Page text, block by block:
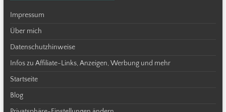
Impressum
Über mich
Datenschutzhinweise
Infos zu Affiliate-Links, Anzeigen, Werbung und mehr
Startseite
Blog